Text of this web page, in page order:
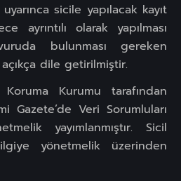
sicile yapılacak kayıt
ayrıntılı olarak yapılması
bulunması gereken
dile getirilmiştir.
Kurumu tarafından
Gazete’de Veri Sorumluları
yayımlanmıştır. Sicil
yönetmelik üzerinden